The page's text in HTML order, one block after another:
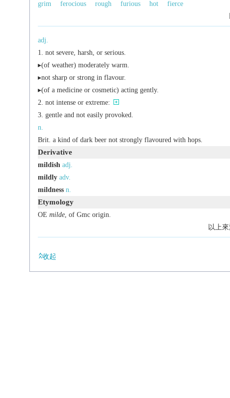
grim
ferocious rough furious hot
fierce
adj.
not severe, harsh, or serious.
▸(of weather) moderately warm.
▸not sharp or strong in flavour.
▸(of a medicine or cosmetic) acting gently.
not intense or extreme:
gentle and not easily provoked.
n.
Brit. a kind of dark beer not strongly flavoured with hops.
Derivative
mildish adj.
mildly adv.
mildness n.
Etymology
OE milde, of Gmc origin.
以上
收起